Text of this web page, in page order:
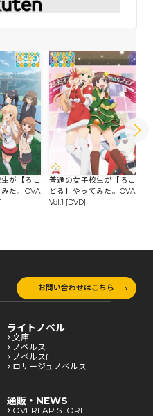
が【ろこ
た。OVA
普通の女子校生が【ろこ
どる】やってみた。OVA
Vol.1 [DVD]
お問い合わせはこちら
ライトノベル
文庫
ノベルス
ノベルスf
ロサージュノベルス
通販・NEWS
OVERLAP STORE